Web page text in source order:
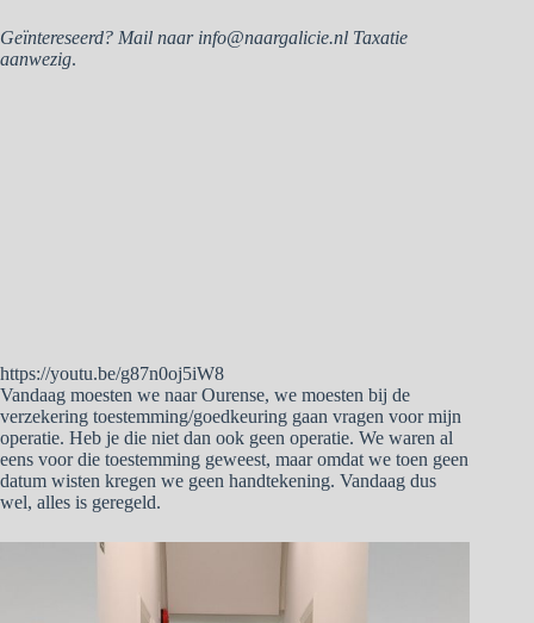
Geïntereseerd? Mail naar info@naargalicie.nl Taxatie
aanwezig.
https://youtu.be/g87n0oj5iW8
Vandaag moesten we naar Ourense, we moesten bij de
verzekering toestemming/goedkeuring gaan vragen voor mijn
operatie. Heb je die niet dan ook geen operatie. We waren al
eens voor die toestemming geweest, maar omdat we toen geen
datum wisten kregen we geen handtekening. Vandaag dus
wel, alles is geregeld.